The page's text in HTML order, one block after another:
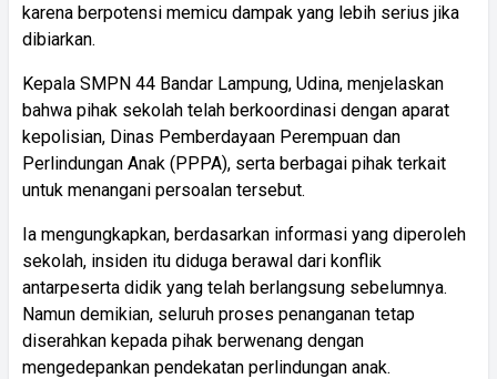
karena berpotensi memicu dampak yang lebih serius jika
dibiarkan.
Kepala SMPN 44 Bandar Lampung, Udina, menjelaskan
bahwa pihak sekolah telah berkoordinasi dengan aparat
kepolisian, Dinas Pemberdayaan Perempuan dan
Perlindungan Anak (PPPA), serta berbagai pihak terkait
untuk menangani persoalan tersebut.
Ia mengungkapkan, berdasarkan informasi yang diperoleh
sekolah, insiden itu diduga berawal dari konflik
antarpeserta didik yang telah berlangsung sebelumnya.
Namun demikian, seluruh proses penanganan tetap
diserahkan kepada pihak berwenang dengan
mengedepankan pendekatan perlindungan anak.